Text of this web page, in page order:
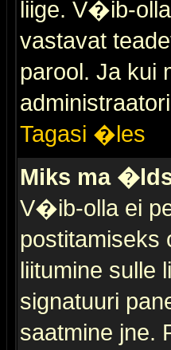
liige. V�ib-
vastavat
parool. Ja kui
Tagasi �les
Miks ma
V�ib-olla ei
postitamiseks
liitumine
signatuuri
saatmine jne.